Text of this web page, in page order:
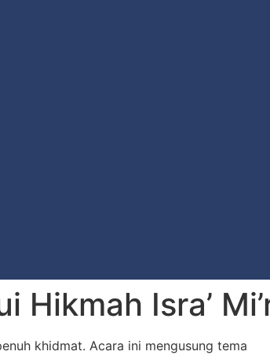
Isra’
khidmat. Acara ini mengusung tema